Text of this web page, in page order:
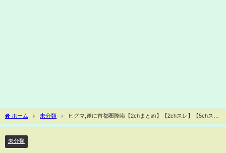
ホーム 未分類
ヒグマ,遂に首都圏降臨【2chまとめ】【2chスレ】【5chス
レ】
未分類